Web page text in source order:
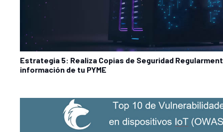
Estrategia 5: Realiza Copias de Seguridad
información de tu PYME